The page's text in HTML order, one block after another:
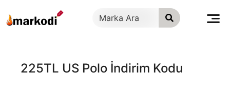
geç
225TL US Polo İndirim Kodu